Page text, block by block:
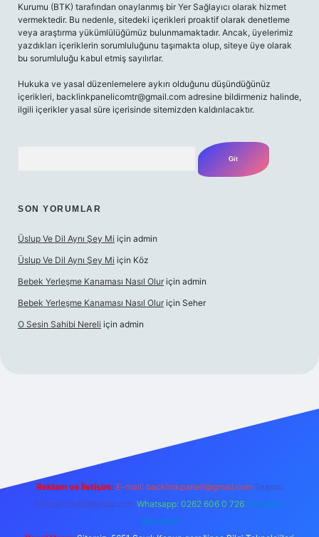
Kurumu (BTK) tarafından onaylanmış bir Yer Sağlayıcı olarak hizmet
vermektedir. Bu nedenle, sitedeki içerikleri proaktif olarak denetleme
veya araştırma yükümlülüğümüz bulunmamaktadır. Ancak, üyelerimiz
yazdıkları içeriklerin sorumluluğunu taşımakta olup, siteye üye olarak
bu sorumluluğu kabul etmiş sayılırlar.
Hukuka ve yasal düzenlemelere aykırı olduğunu düşündüğünüz
içerikleri, backlinkpanelicomtr@gmail.com adresine bildirmeniz halinde,
ilgili içerikler yasal süre içerisinde sitemizden kaldırılacaktır.
SON YORUMLAR
Üslup Ve Dil Aynı Şey Mi için admin
Üslup Ve Dil Aynı Şey Mi için Köz
Bebek Yerleşme Kanaması Nasıl Olur için admin
Bebek Yerleşme Kanaması Nasıl Olur için Seher
O Sesin Sahibi Nereli için admin
Reklam ve İletişim: E-mail: backlinkpaneli@gmail.com Teams:
forumhizmeti@gmail.com Whatsapp: 0262 606 0 726 Telegram:
@karabul